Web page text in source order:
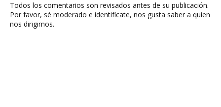
Todos los comentarios son revisados antes de su publicación.
Por favor, sé moderado e identifícate, nos gusta saber a quien
nos dirigimos.